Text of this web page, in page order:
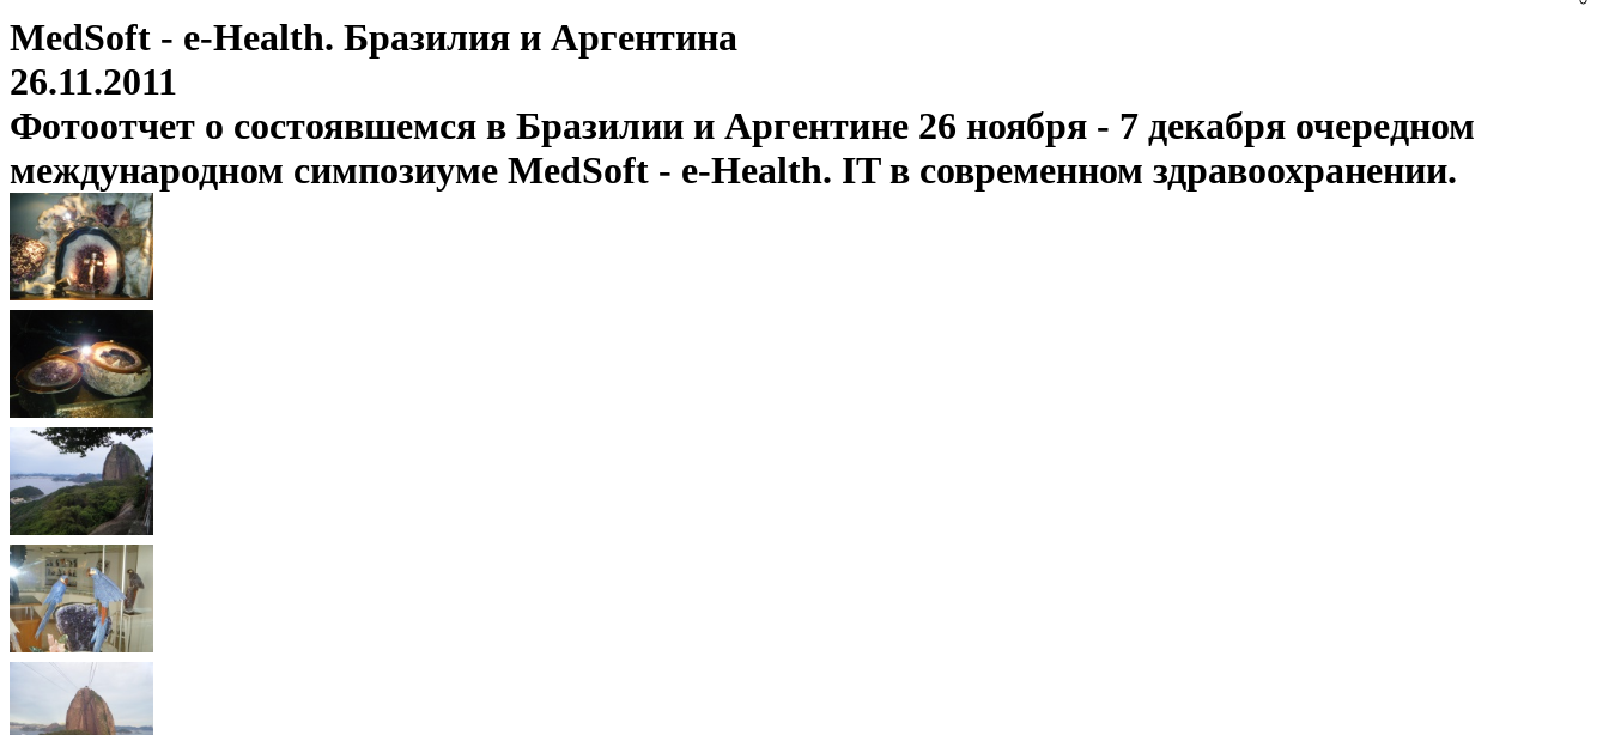
MedSoft - e-Health. Бразилия и Аргентина
26.11.2011
Фотоотчет о состоявшемся в Бразилии и Аргентине 26 ноября - 7 декабря очередном
международном симпозиуме MedSoft - e-Health. IT в современном здравоохранении.